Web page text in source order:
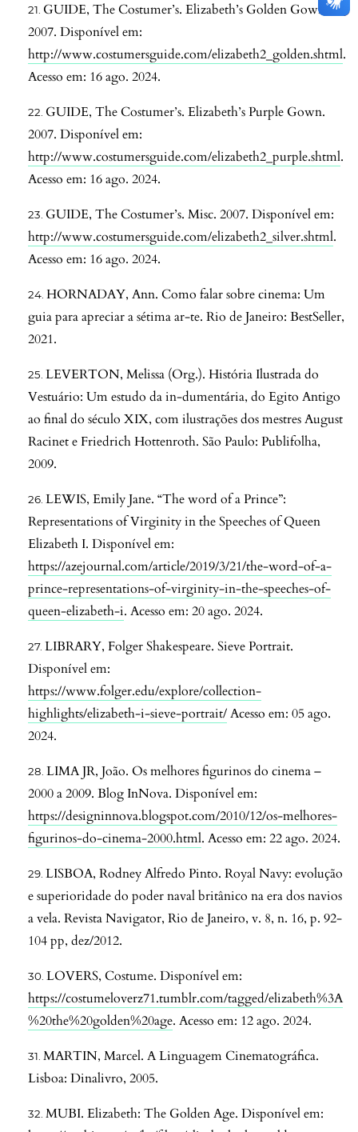
GUIDE, The Costumer’s. Elizabeth’s Golden Gown.
2007. Disponível em:
http://www.costumersguide.com/elizabeth2_golden.shtml.
Acesso em: 16 ago. 2024.
GUIDE, The Costumer’s. Elizabeth’s Purple Gown.
2007. Disponível em:
http://www.costumersguide.com/elizabeth2_purple.shtml.
Acesso em: 16 ago. 2024.
GUIDE, The Costumer’s. Misc. 2007. Disponível em:
http://www.costumersguide.com/elizabeth2_silver.shtml.
Acesso em: 16 ago. 2024.
HORNADAY, Ann. Como falar sobre cinema: Um
guia para apreciar a sétima ar-te. Rio de Janeiro: BestSeller,
2021.
LEVERTON, Melissa (Org.). História Ilustrada do
Vestuário: Um estudo da in-dumentária, do Egito Antigo
ao final do século XIX, com ilustrações dos mestres August
Racinet e Friedrich Hottenroth. São Paulo: Publifolha,
2009.
LEWIS, Emily Jane. “The word of a Prince”:
Representations of Virginity in the Speeches of Queen
Elizabeth I. Disponível em:
https://azejournal.com/article/2019/3/21/the-word-of-a-
prince-representations-of-virginity-in-the-speeches-of-
queen-elizabeth-i. Acesso em: 20 ago. 2024.
LIBRARY, Folger Shakespeare. Sieve Portrait.
Disponível em:
https://www.folger.edu/explore/collection-
highlights/elizabeth-i-sieve-portrait/Acesso em: 05 ago.
2024.
LIMA JR, João. Os melhores figurinos do cinema –
2000 a 2009. Blog InNova. Disponível em:
https://designinnova.blogspot.com/2010/12/os-melhores-
figurinos-do-cinema-2000.html. Acesso em: 22 ago. 2024.
LISBOA, Rodney Alfredo Pinto. Royal Navy: evolução
e superioridade do poder naval britânico na era dos navios
a vela. Revista Navigator, Rio de Janeiro, v. 8, n. 16, p. 92-
104 pp, dez/2012.
LOVERS, Costume. Disponível em:
https://costumeloverz71.tumblr.com/tagged/elizabeth%3A
%20the%20golden%20age. Acesso em: 12 ago. 2024.
MARTIN, Marcel. A Linguagem Cinematográfica.
Lisboa: Dinalivro, 2005.
MUBI. Elizabeth: The Golden Age. Disponível em: